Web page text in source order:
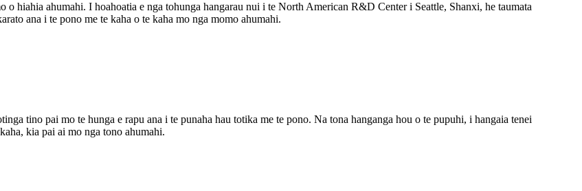
hiahia ahumahi. I hoahoatia e nga tohunga hangarau nui i te North American R&D Center i Seattle, Shanxi, he taumata
ana i te pono me te kaha o te kaha mo nga momo ahumahi.
tino pai mo te hunga e rapu ana i te punaha hau totika me te pono. Na tona hanganga hou o te pupuhi, i hangaia tenei
kia pai ai mo nga tono ahumahi.